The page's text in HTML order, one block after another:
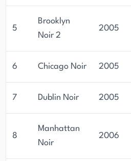
5
Brooklyn
Noir 2
2005
6 Chicago Noir 2005
7 Dublin Noir 2005
8
Manhattan
Noir
2006